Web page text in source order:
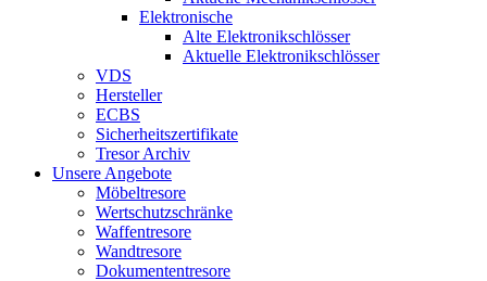
Elektronische
Alte Elektronikschlösser
Aktuelle Elektronikschlösser
VDS
Hersteller
ECBS
Sicherheitszertifikate
Tresor Archiv
Unsere Angebote
Möbeltresore
Wertschutzschränke
Waffentresore
Wandtresore
Dokumententresore